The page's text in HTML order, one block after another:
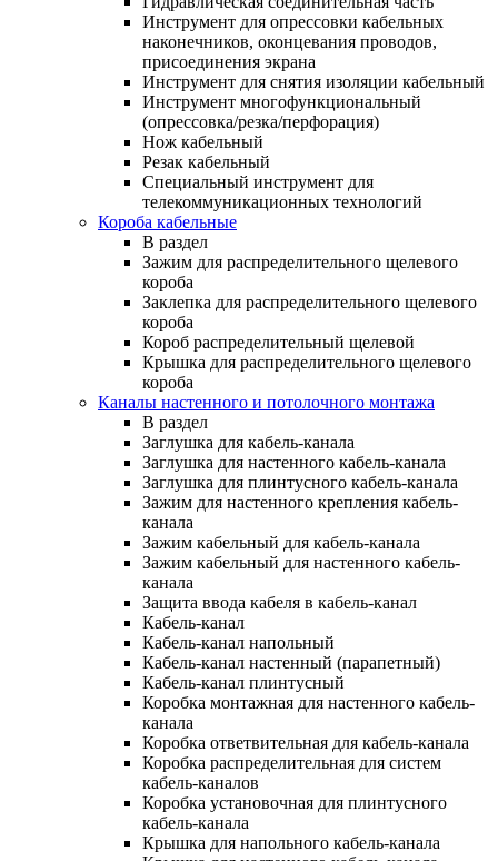
Инструмент для опрессовки кабельных
наконечников, оконцевания проводов,
присоединения экрана
Инструмент для снятия изоляции кабельный
Инструмент многофункциональный
(опрессовка/резка/перфорация)
Нож кабельный
Резак кабельный
Специальный инструмент для
телекоммуникационных технологий
Короба кабельные
В раздел
Зажим для распределительного щелевого
короба
Заклепка для распределительного щелевого
короба
Короб распределительный щелевой
Крышка для распределительного щелевого
короба
Каналы настенного и потолочного монтажа
В раздел
Заглушка для кабель-канала
Заглушка для настенного кабель-канала
Заглушка для плинтусного кабель-канала
Зажим для настенного крепления кабель-
канала
Зажим кабельный для кабель-канала
Зажим кабельный для настенного кабель-
канала
Защита ввода кабеля в кабель-канал
Кабель-канал
Кабель-канал напольный
Кабель-канал настенный (парапетный)
Кабель-канал плинтусный
Коробка монтажная для настенного кабель-
канала
Коробка ответвительная для кабель-канала
Коробка распределительная для систем
кабель-каналов
Коробка установочная для плинтусного
кабель-канала
Крышка для напольного кабель-канала